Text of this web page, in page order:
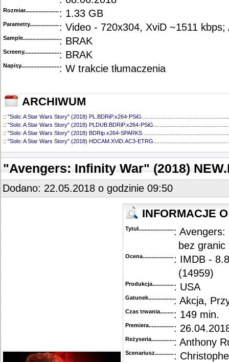
Rozmiar...........................................
: 1.33 GB
Parametry.........................................: Video - 720x304, XviD ~1511
Sample............................................
: BRAK
Screeny...........................................
: BRAK
Napisy............................................: W trakcie tłumaczenia
ARCHIWUM
:: "Solo: A Star Wars Story" (2018) PL.BDRiP.x264-PSiG
:: "Solo: A Star Wars Story" (2018) PLDUB.BDRiP.x264-PSiG
:: "Solo: A Star Wars Story" (2018) BDRip.x264-SPARKS
:: "Solo: A Star Wars Story" (2018) HDCAM.XViD.AC3-ETRG
"Avengers: Infinity War" (2018)
Dodano: 22.05.2018 o godzinie 09:50
INFORMACJE
Tytuł............................................
: Avengers:
bez granic
Ocena.............................................
: IMDB -
(14959)
Produkcja.........................................
: USA
Gatunek...........................................
: Akcja,
Czas trwania......................................
: 149 min.
Premiera..........................................
:
Reżyseria........................................
: Anthony
Scenariusz........................................
: